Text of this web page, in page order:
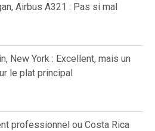
Airbus A321 : Pas si mal
New York : Excellent, mais un
le plat principal
professionnel ou Costa Rica